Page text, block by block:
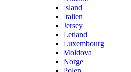
Island
Italien
Jersey
Letland
Luxembourg
Moldova
Norge
Polen